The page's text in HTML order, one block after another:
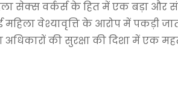
सेक्स वर्कर्स के हित में एक बड़ा और
वेश्यावृत्ति के आरोप में पकड़ी
की सुरक्षा की दिशा में एक